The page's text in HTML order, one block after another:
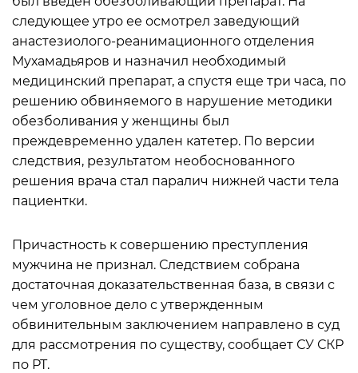
следующее утро ее осмотрел заведующий
анастезиолого-реанимационного отделения
Мухамадьяров и назначил необходимый
медицинский препарат, а спустя еще три часа, по
решению обвиняемого в нарушение методики
обезболивания у женщины был
преждевременно удален катетер. По версии
следствия, результатом необоснованного
решения врача стал паралич нижней части тела
пациентки.
Причастность к совершению преступления
мужчина не признал. Следствием собрана
достаточная доказательственная база, в связи с
чем уголовное дело с утвержденным
обвинительным заключением направлено в суд
для рассмотрения по существу, сообщает СУ СКР
по РТ.